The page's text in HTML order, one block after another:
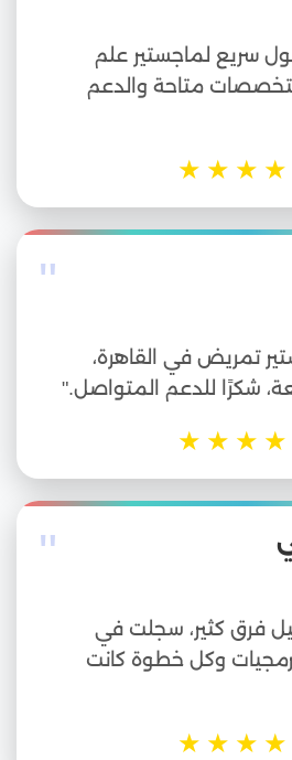
سريع لماجستير علم
متاحة والدعم
★
★
★
★
"
تمريض في القاهرة،
شكرًا للدعم المتواصل."
★
★
★
★
"
فرق كثير، سجلت في
وكل خطوة كانت
★
★
★
★